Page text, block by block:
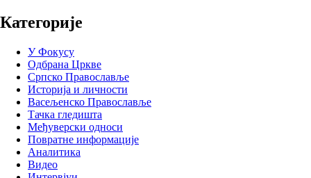
Категорије
У Фокусу
Одбрана Цркве
Српско Православље
Историја и личности
Васељенско Православље
Тачка гледишта
Међуверски односи
Повратне информације
Аналитика
Видео